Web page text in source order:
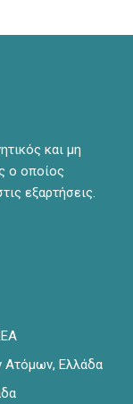
και μη
ο οποίος
εξαρτήσεις.
Ατόμων, Ελλάδα